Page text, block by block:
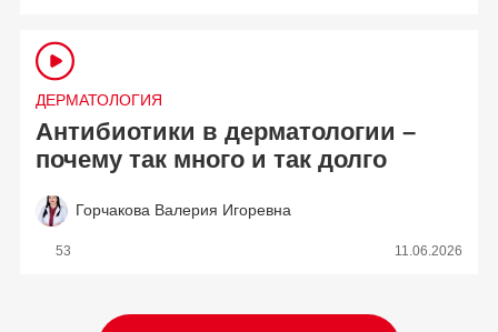
ДЕРМАТОЛОГИЯ
Антибиотики в дерматологии –
почему так много и так долго
Горчакова Валерия Игоревна
53 11.06.2026